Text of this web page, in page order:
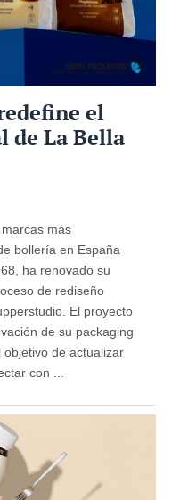
el
de La Bella
más
bollería en España
ha renovado su
de rediseño
El proyecto
de su packaging
de actualizar
con ...